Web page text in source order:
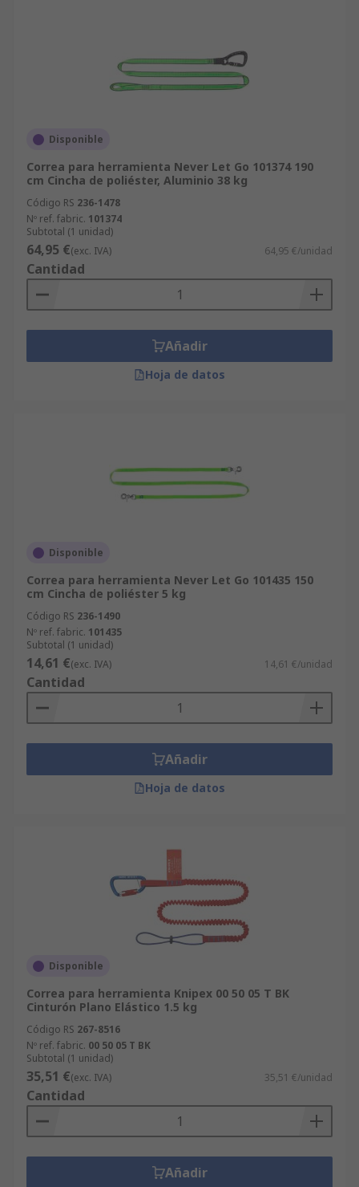
Disponible
Correa para herramienta Never Let Go 101374 190
cm Cincha de poliéster, Aluminio 38 kg
Código RS 236-1478
Nº ref. fabric. 101374
Subtotal (1 unidad)
64,95 €(exc. IVA) 64,95 €/unidad
Cantidad
Añadir
Hoja de datos
Disponible
Correa para herramienta Never Let Go 101435 150
cm Cincha de poliéster 5 kg
Código RS 236-1490
Nº ref. fabric. 101435
Subtotal (1 unidad)
14,61 €(exc. IVA) 14,61 €/unidad
Cantidad
Añadir
Hoja de datos
Disponible
Correa para herramienta Knipex 00 50 05 T BK
Cinturón Plano Elástico 1.5 kg
Código RS 267-8516
Nº ref. fabric. 00 50 05 T BK
Subtotal (1 unidad)
35,51 €(exc. IVA) 35,51 €/unidad
Cantidad
Añadir